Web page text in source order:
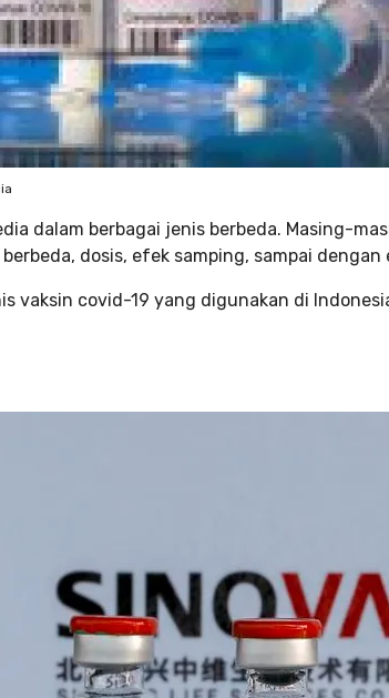
dalam berbagai jenis berbeda. Masing-
dosis, efek samping, sampai
vaksin covid-19 yang digunakan di